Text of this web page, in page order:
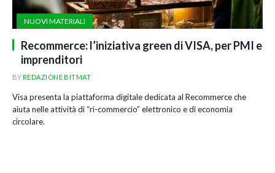
NUOVI MATERIALI
Recommerce: l’iniziativa green di VISA, per PMI e
imprenditori
BYREDAZIONE BITMAT
Visa presenta la piattaforma digitale dedicata al Recommerce che
aiuta nelle attività di “ri-commercio” elettronico e di economia
circolare.